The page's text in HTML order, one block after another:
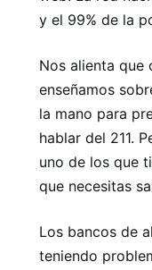
y el 99% de la
Nos alienta que
enseñamos
la mano para
hablar del 211.
uno de los que
que necesitas
Los bancos de
teniendo